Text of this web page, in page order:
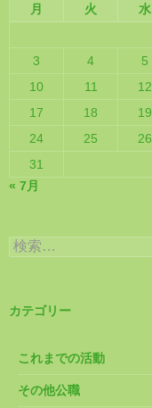
月 火 水
3
4 5
10
11 12
17
18 19
24
25 26
31
« 7月
検
索:
カテゴリー
これまでの活動
その他公職